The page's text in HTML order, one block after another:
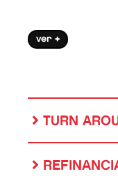
ver +
TURN